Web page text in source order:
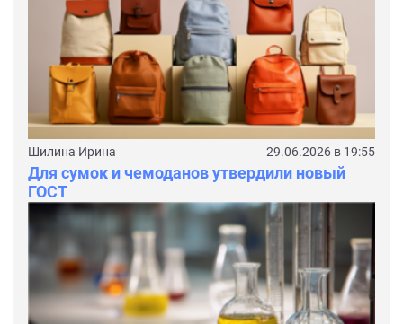
Шилина Ирина 29.06.2026 в 19:55
Для сумок и чемоданов утвердили новый
ГОСТ